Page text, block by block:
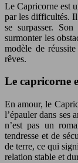
Le Capricorne est
par les difficultés.
se surpasser.
surmonter les
modèle de
rêves.
Le capricorne
En amour, le
l’épauler dans ses
n’est pas un
tendresse et de
de terre, ce qui
relation stable et